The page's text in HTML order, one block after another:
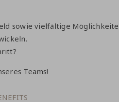
sowie vielfältige
Teams!